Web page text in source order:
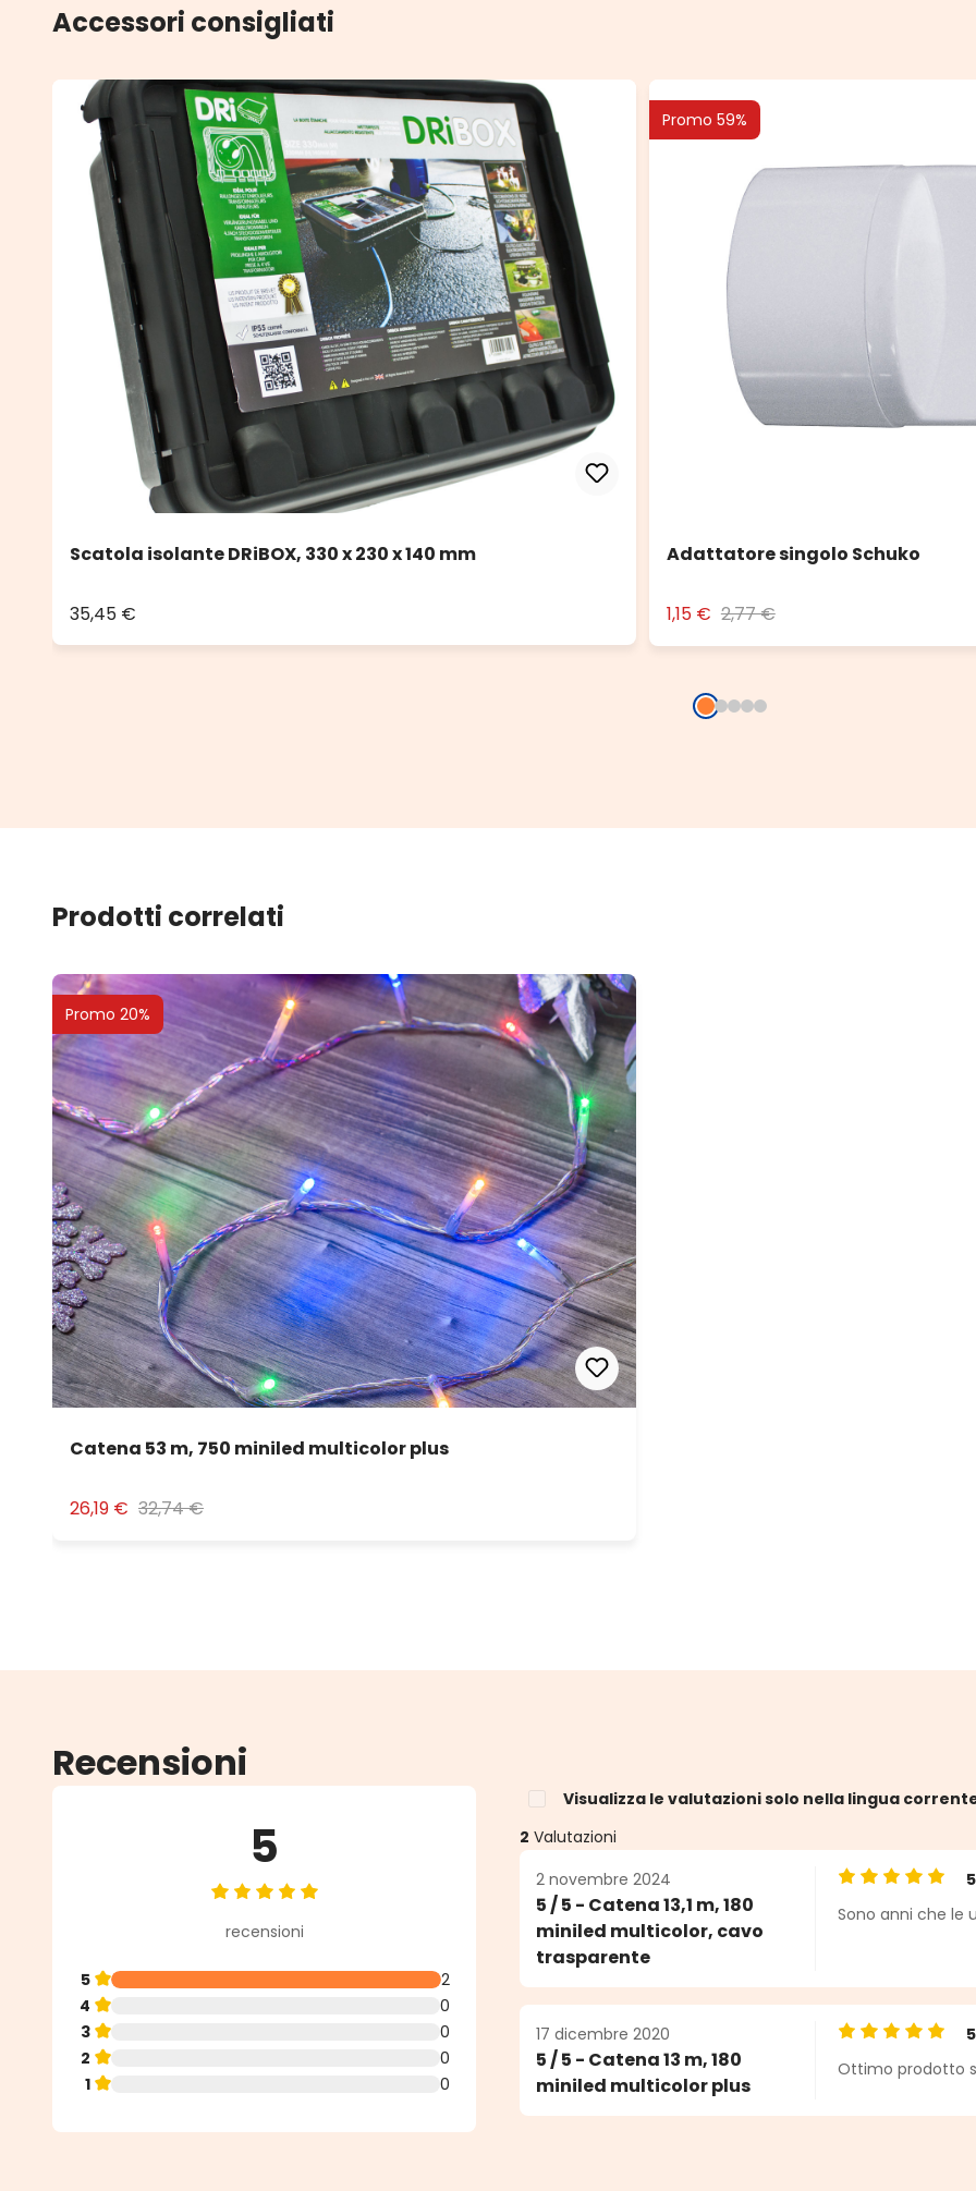
Accessori consigliati
Scatola isolante DRiBOX, 330 x 230 x 140 mm
35,45 €
Promo 59%
Adattatore singolo Schuko
1,15 € 2,77 €
Prodotti correlati
Promo 20%
Catena 53 m, 750 miniled multicolor plus
26,19 € 32,74 €
Recensioni
5
Valutazione media di 5 su 5 stelle
recensioni
5
2
4
0
3
0
2
0
1
0
Visualizza le valutazioni solo nella lingua
2 Valutazioni
2 novembre 2024
5 / 5 - Catena 13,1 m, 180
miniled multicolor, cavo
trasparente
Valutazione
5
Sono anni che le
17 dicembre 2020
5 / 5 - Catena 13 m, 180
miniled multicolor plus
Valutazione
5
Ottimo prodotto